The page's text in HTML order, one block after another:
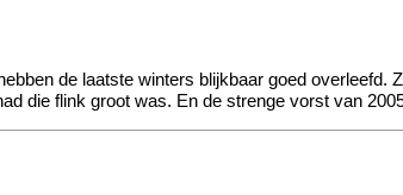
de laatste winters blijkbaar goed
die flink groot was. En de strenge vorst van